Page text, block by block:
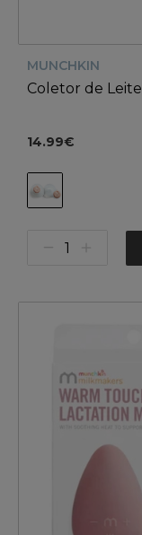
MUNCHKIN
Coletor de
14.99€